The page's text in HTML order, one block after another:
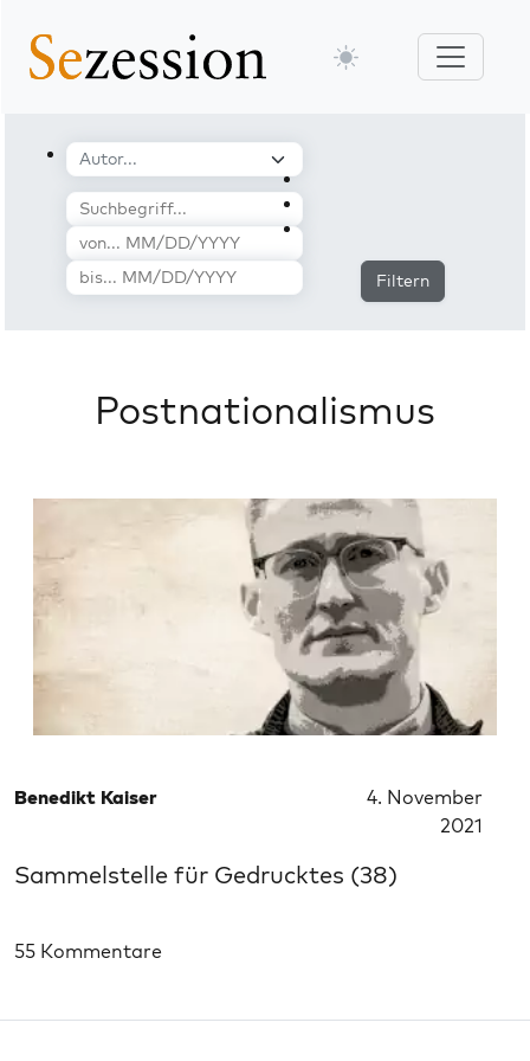
Filtern
Postnationalismus
Benedikt Kaiser
4. November
2021
Sammelstelle für Gedrucktes (38)
55 Kommentare